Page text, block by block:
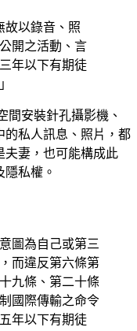
故以錄音、照
開之活動、言
年以下有期徒
間安裝針孔攝影機、
的私人訊息、照片，都
夫妻，也可能構成此
私權。
圖為自己或第三
而違反第六條第
九條、第二十條
國際傳輸之命令
年以下有期徒